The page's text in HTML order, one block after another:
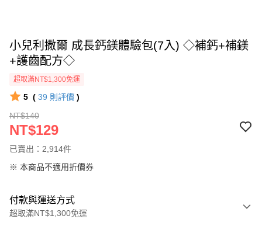
小兒利撒爾 成長鈣鎂體驗包(7入) ◇補鈣+補鎂
+護齒配方◇
超取滿NT$1,300免運
5 ( 39 則評價 )
NT$140
NT$129
已賣出：2,914件
※ 本商品不適用折價券
付款與運送方式
超取滿NT$1,300免運